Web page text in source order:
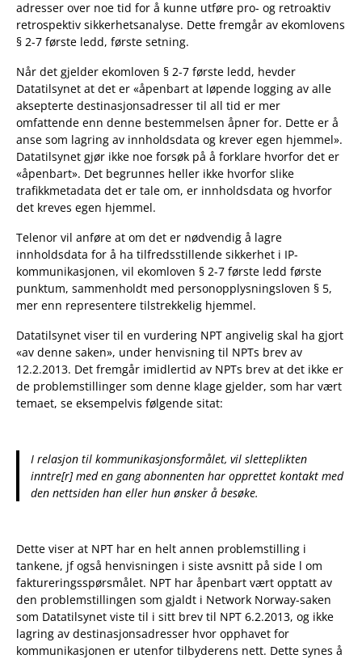
adresser over noe tid for å kunne utføre pro- og retroaktiv
retrospektiv sikkerhetsanalyse. Dette fremgår av ekomlovens
§ 2-7 første ledd, første setning.
Når det gjelder ekomloven § 2-7 første ledd, hevder
Datatilsynet at det er «åpenbart at løpende logging av alle
aksepterte destinasjonsadresser til all tid er mer
omfattende enn denne bestemmelsen åpner for. Dette er å
anse som lagring av innholdsdata og krever egen hjemmel».
Datatilsynet gjør ikke noe forsøk på å forklare hvorfor det er
«åpenbart». Det begrunnes heller ikke hvorfor slike
trafikkmetadata det er tale om, er innholdsdata og hvorfor
det kreves egen hjemmel.
Telenor vil anføre at om det er nødvendig å lagre
innholdsdata for å ha tilfredsstillende sikkerhet i IP-
kommunikasjonen, vil ekomloven § 2-7 første ledd første
punktum, sammenholdt med personopplysningsloven § 5,
mer enn representere tilstrekkelig hjemmel.
Datatilsynet viser til en vurdering NPT angivelig skal ha gjort
«av denne saken», under henvisning til NPTs brev av
12.2.2013. Det fremgår imidlertid av NPTs brev at det ikke er
de problemstillinger som denne klage gjelder, som har vært
temaet, se eksempelvis følgende sitat:
I relasjon til kommunikasjonsformålet, vil sletteplikten
inntre[r] med en gang abonnenten har opprettet kontakt med
den nettsiden han eller hun ønsker å besøke.
Dette viser at NPT har en helt annen problemstilling i
tankene, jf også henvisningen i siste avsnitt på side l om
faktureringsspørsmålet. NPT har åpenbart vært opptatt av
den problemstillingen som gjaldt i Network Norway-saken
som Datatilsynet viste til i sitt brev til NPT 6.2.2013, og ikke
lagring av destinasjonsadresser hvor opphavet for
kommunikasjonen er utenfor tilbyderens nett. Dette synes å